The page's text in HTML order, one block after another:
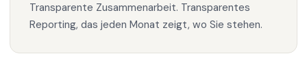
Transparente Zusammenarbeit. Transparentes
Reporting, das jeden Monat zeigt, wo Sie stehen.